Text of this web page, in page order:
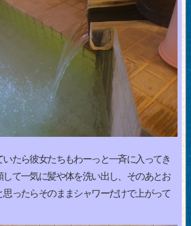
たら彼女たちもわーっと一斉に入ってき
して一気に髪や体を洗い出し、そのあとお
思ったらそのままシャワーだけで上がって